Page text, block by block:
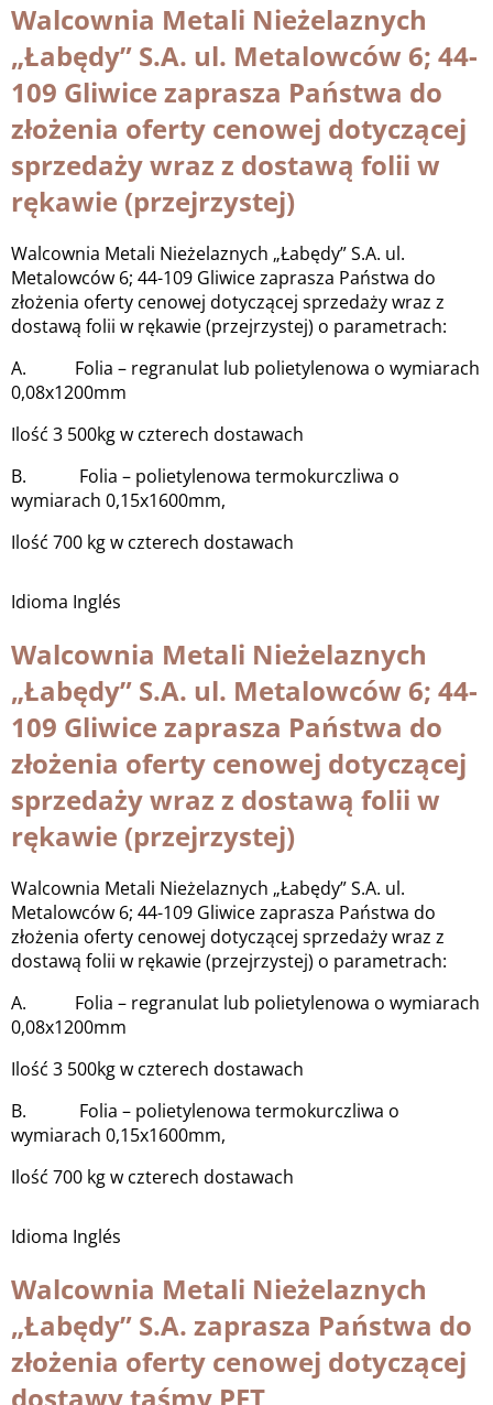
Walcownia Metali Nieżelaznych
„Łabędy” S.A. ul. Metalowców 6; 44-
109 Gliwice zaprasza Państwa do
złożenia oferty cenowej dotyczącej
sprzedaży wraz z dostawą folii w
rękawie (przejrzystej)
Walcownia Metali Nieżelaznych „Łabędy” S.A. ul.
Metalowców 6; 44-109 Gliwice zaprasza Państwa do
złożenia oferty cenowej dotyczącej sprzedaży wraz z
dostawą folii w rękawie (przejrzystej) o parametrach:
A. Folia – regranulat lub polietylenowa o wymiarach
0,08x1200mm
Ilość 3 500kg w czterech dostawach
B. Folia – polietylenowa termokurczliwa o
wymiarach 0,15x1600mm,
Ilość 700 kg w czterech dostawach
Idioma Inglés
Walcownia Metali Nieżelaznych
„Łabędy” S.A. ul. Metalowców 6; 44-
109 Gliwice zaprasza Państwa do
złożenia oferty cenowej dotyczącej
sprzedaży wraz z dostawą folii w
rękawie (przejrzystej)
Walcownia Metali Nieżelaznych „Łabędy” S.A. ul.
Metalowców 6; 44-109 Gliwice zaprasza Państwa do
złożenia oferty cenowej dotyczącej sprzedaży wraz z
dostawą folii w rękawie (przejrzystej) o parametrach:
A. Folia – regranulat lub polietylenowa o wymiarach
0,08x1200mm
Ilość 3 500kg w czterech dostawach
B. Folia – polietylenowa termokurczliwa o
wymiarach 0,15x1600mm,
Ilość 700 kg w czterech dostawach
Idioma Inglés
Walcownia Metali Nieżelaznych
„Łabędy” S.A. zaprasza Państwa do
złożenia oferty cenowej dotyczącej